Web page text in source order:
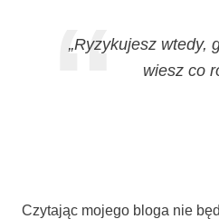
„Ryzykujesz wtedy,
wiesz co
Czytając mojego bloga nie